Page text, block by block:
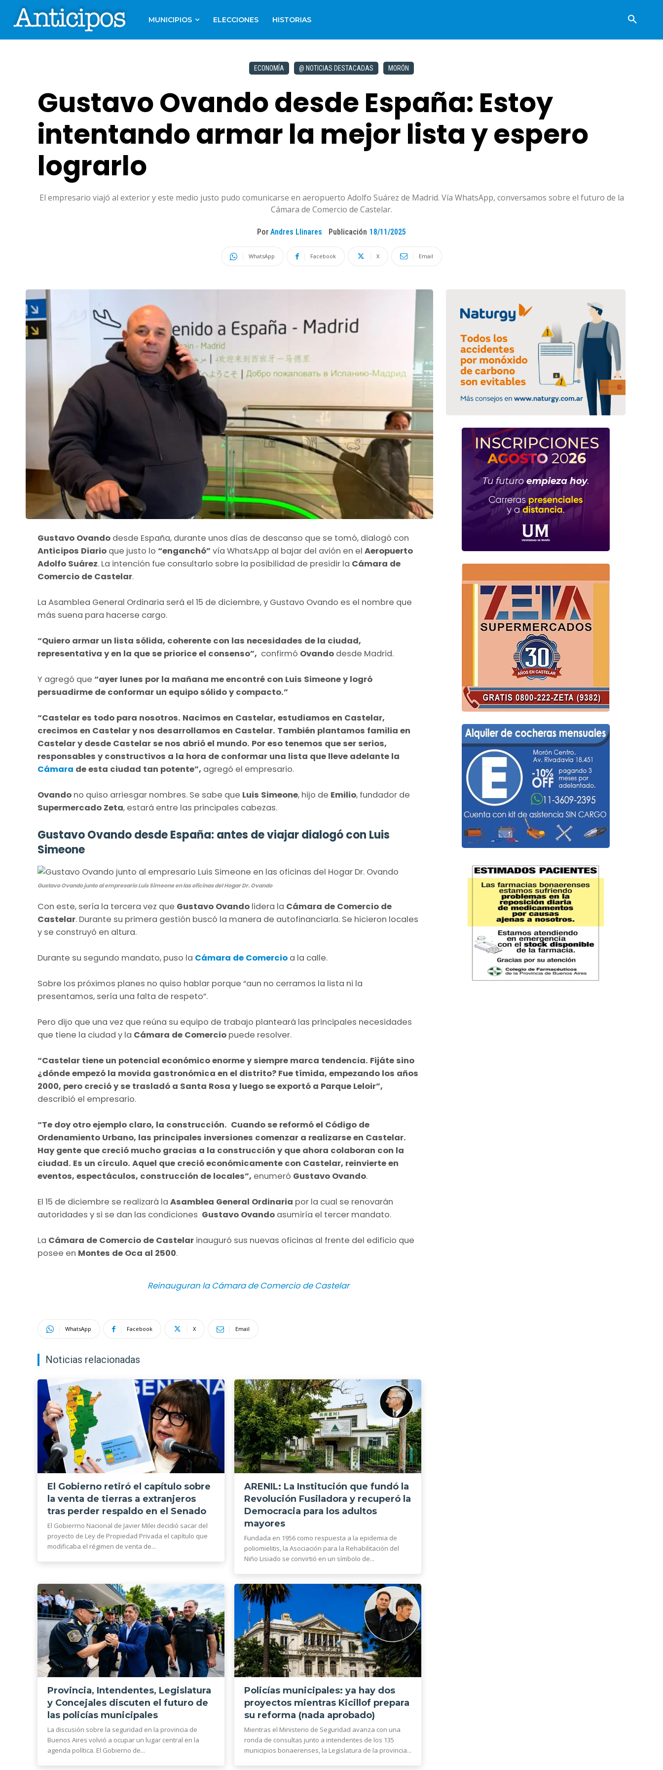
MUNICIPIOS ELECCIONES HISTORIAS
ECONOMÍA @ NOTICIAS DESTACADAS MORÓN
Gustavo Ovando desde España: Estoy
intentando armar la mejor lista y espero
lograrlo
El empresario viajó al exterior y este medio justo pudo comunicarse en aeropuerto Adolfo Suárez de Madrid. Vía WhatsApp, conversamos sobre el futuro de la
Cámara de Comercio de Castelar.
Por Andres Llinares Publicación 18/11/2025
WhatsApp Facebook X Email
Gustavo Ovando desde España, durante unos días de descanso que se tomó, dialogó con
Anticipos Diario que justo lo “enganchó” vía WhatsApp al bajar del avión en el Aeropuerto
Adolfo Suárez. La intención fue consultarlo sobre la posibilidad de presidir la Cámara de
Comercio de Castelar.
La Asamblea General Ordinaria será el 15 de diciembre, y Gustavo Ovando es el nombre que
más suena para hacerse cargo.
“Quiero armar un lista sólida, coherente con las necesidades de la ciudad,
representativa y en la que se priorice el consenso”, confirmó Ovando desde Madrid.
Y agregó que “ayer lunes por la mañana me encontré con Luis Simeone y logró
persuadirme de conformar un equipo sólido y compacto.”
“Castelar es todo para nosotros. Nacimos en Castelar, estudiamos en Castelar,
crecimos en Castelar y nos desarrollamos en Castelar. También plantamos familia en
Castelar y desde Castelar se nos abrió el mundo. Por eso tenemos que ser serios,
responsables y constructivos a la hora de conformar una lista que lleve adelante la
Cámara de esta ciudad tan potente”, agregó el empresario.
Ovando no quiso arriesgar nombres. Se sabe que Luis Simeone, hijo de Emilio, fundador de
Supermercado Zeta, estará entre las principales cabezas.
Gustavo Ovando desde España: antes de viajar dialogó con Luis
Simeone
Gustavo Ovando junto al empresario Luis Simeone en las oficinas del Hogar Dr. Ovando
Con este, sería la tercera vez que Gustavo Ovando lidera la Cámara de Comercio de
Castelar. Durante su primera gestión buscó la manera de autofinanciarla. Se hicieron locales
y se construyó en altura.
Durante su segundo mandato, puso la Cámara de Comercio a la calle.
Sobre los próximos planes no quiso hablar porque “aun no cerramos la lista ni la
presentamos, sería una falta de respeto”.
Pero dijo que una vez que reúna su equipo de trabajo planteará las principales necesidades
que tiene la ciudad y la Cámara de Comercio puede resolver.
“Castelar tiene un potencial económico enorme y siempre marca tendencia. Fijáte sino
¿dónde empezó la movida gastronómica en el distrito? Fue tímida, empezando los años
2000, pero creció y se trasladó a Santa Rosa y luego se exportó a Parque Leloir”,
describió el empresario.
“Te doy otro ejemplo claro, la construcción. Cuando se reformó el Código de
Ordenamiento Urbano, las principales inversiones comenzar a realizarse en Castelar.
Hay gente que creció mucho gracias a la construcción y que ahora colaboran con la
ciudad. Es un círculo. Aquel que creció económicamente con Castelar, reinvierte en
eventos, espectáculos, construcción de locales”, enumeró Gustavo Ovando.
El 15 de diciembre se realizará la Asamblea General Ordinaria por la cual se renovarán
autoridades y si se dan las condiciones Gustavo Ovando asumiría el tercer mandato.
La Cámara de Comercio de Castelar inauguró sus nuevas oficinas al frente del edificio que
posee en Montes de Oca al 2500.
Reinauguran la Cámara de Comercio de Castelar
WhatsApp Facebook X Email
Noticias relacionadas
El Gobierno retiró el capítulo sobre
la venta de tierras a extranjeros
tras perder respaldo en el Senado
El Gobierrno Nacional de Javier Milei decidió sacar del
proyecto de Ley de Propiedad Privada el capítulo que
modificaba el régimen de venta de...
ARENIL: La Institución que fundó la
Revolución Fusiladora y recuperó la
Democracia para los adultos
mayores
Fundada en 1956 como respuesta a la epidemia de
poliomielitis, la Asociación para la Rehabilitación del
Niño Lisiado se convirtió en un símbolo de...
Provincia, Intendentes, Legislatura
y Concejales discuten el futuro de
las policías municipales
La discusión sobre la seguridad en la provincia de
Buenos Aires volvió a ocupar un lugar central en la
agenda política. El Gobierno de...
Policías municipales: ya hay dos
proyectos mientras Kicillof prepara
su reforma (nada aprobado)
Mientras el Ministerio de Seguridad avanza con una
ronda de consultas junto a intendentes de los 135
municipios bonaerenses, la Legislatura de la provincia...